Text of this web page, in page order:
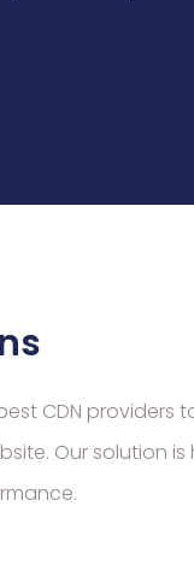
CDN providers
Our solution is